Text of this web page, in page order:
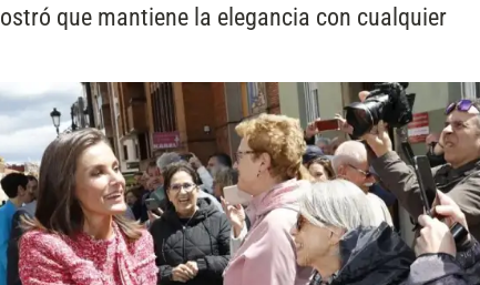
que mantiene la elegancia con cualquier